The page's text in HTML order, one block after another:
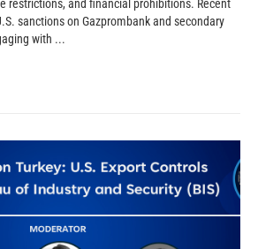
restrictions, and financial prohibitions. Recent
sanctions on Gazprombank and secondary
with ...